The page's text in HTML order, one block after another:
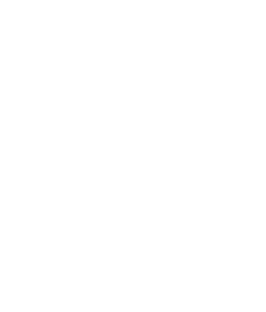
до 10 м, включая
5 м. Товары отмечены
Юнион
следующим